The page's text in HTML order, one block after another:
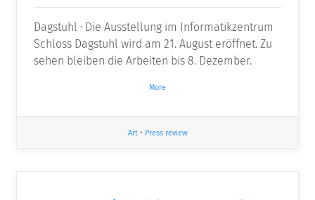
Dagstuhl · Die Ausstellung im Informatikzentrum
Schloss Dagstuhl wird am 21. August eröffnet. Zu
sehen bleiben die Arbeiten bis 8. Dezember.
More
Art• Press review